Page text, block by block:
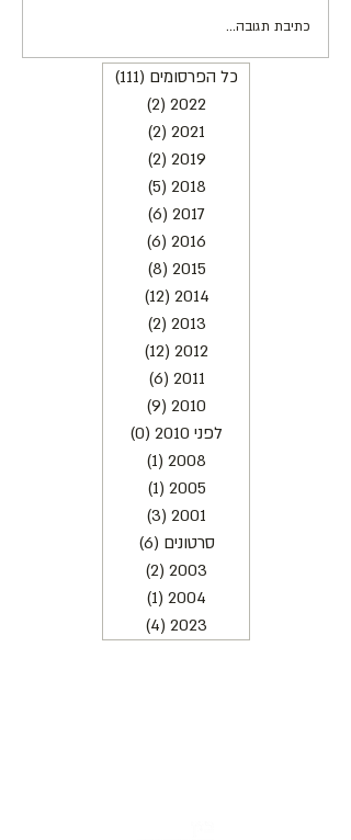
יהדות בועטת על הבמה |
מערכת וואלה!
כתיבת תגובה...
כל הפרסומים (111)
2022
(2)
2021
(2)
2019
(2)
2018
(5)
2017
(6)
2016
(6)
2015
(8)
2014
(12)
2013
(2)
2012
(12)
2011
(6)
2010
(9)
לפני 2010
(0)
2008
(1)
2005
(1)
2001
(3)
סרטונים (6)
2003
(2)
2004
(1)
2023
(4)